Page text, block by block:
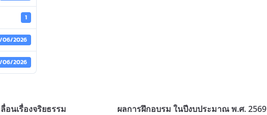
1
06/2026
06/2026
นเรื่องจริยธรรม ผลการฝึกอบรม ในปีงบประมาณ พ.ศ. 2569